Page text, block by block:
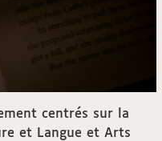
centrés sur la
et Langue et Arts